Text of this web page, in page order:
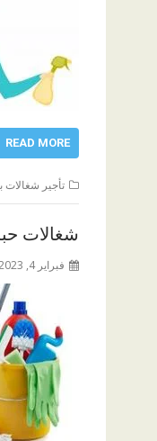
READ MORE
تأجير شغالات
شغالات
فبراير 4, 2023